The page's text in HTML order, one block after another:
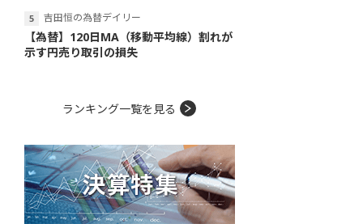
吉田恒の為替デイリー
【為替】120日MA（移動平均線）割れが
示す円売り取引の損失
ランキング一覧を見る